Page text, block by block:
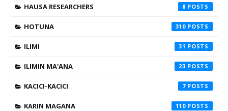
HAUSA RESEARCHERS 8
HOTUNA 310
ILIMI 31
ILIMIN MA'ANA 23
KACICI-KACICI 7
KARIN MAGANA 110